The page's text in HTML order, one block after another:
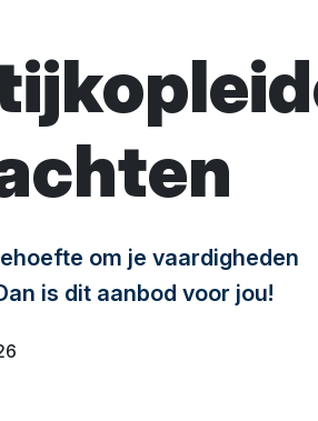
om je vaardigheden
is dit aanbod voor jou!